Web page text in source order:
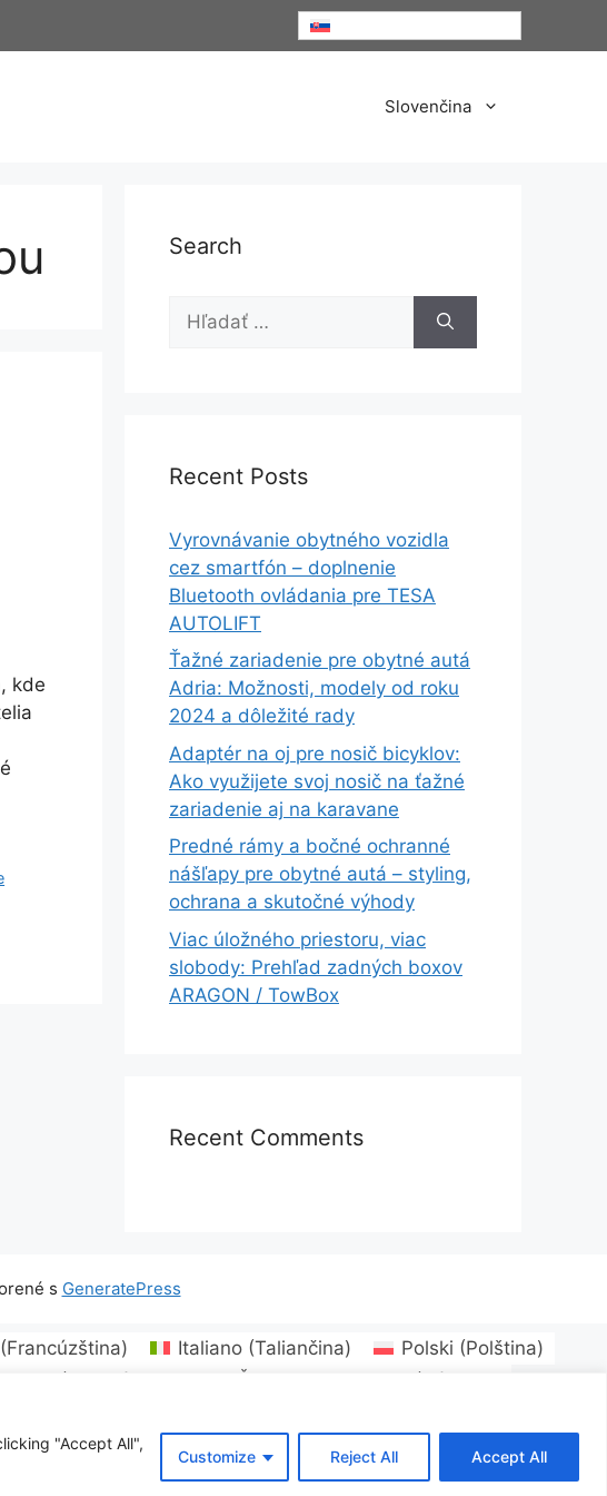
"Accept All",
Customize Reject All Accept All
Slovenčina
kde
Search
Recent Posts
Vyrovnávanie obytného vozidla
cez smartfón – doplnenie
Bluetooth ovládania pre TESA
AUTOLIFT
Ťažné zariadenie pre obytné autá
Adria: Možnosti, modely od roku
2024 a dôležité rady
Adaptér na oj pre nosič bicyklov:
Ako využijete svoj nosič na ťažné
zariadenie aj na karavane
Predné rámy a bočné ochranné
nášľapy pre obytné autá – styling,
ochrana a skutočné výhody
Viac úložného priestoru, viac
slobody: Prehľad zadných boxov
ARAGON / TowBox
Recent Comments
s GeneratePress
(Francúzština) Italiano (Taliančina) Polski (Polština)
(Chorvátština Čeština ( Dánčina
Türkçe(Turečtina